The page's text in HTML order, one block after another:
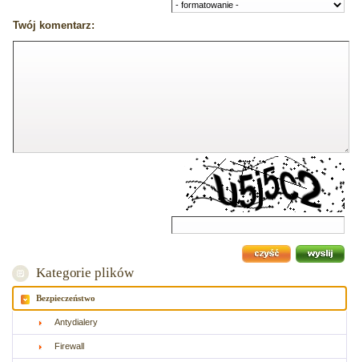
Twój komentarz:
Kategorie plików
Bezpieczeństwo
Antydialery
Firewall